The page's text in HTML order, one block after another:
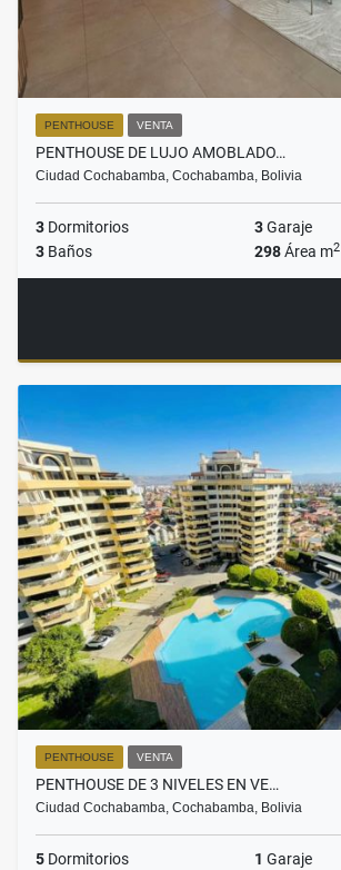
PENTHOUSE VENTA
PENTHOUSE DE LUJO AMOBLADO…
Ciudad Cochabamba, Cochabamba, Bolivia
3 Dormitorios 3Garaje
3 Baños 298Área m2
PENTHOUSE VENTA
PENTHOUSE DE 3 NIVELES EN VE…
Ciudad Cochabamba, Cochabamba, Bolivia
5 Dormitorios 1 Garaje